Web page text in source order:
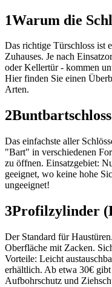
1Warum die
Das richtige Türschloss ist
Zuhauses. Je nach
oder Kellertür - kommen
Hier finden Sie einen
Arten.
2Buntbartschloss
Das einfachste aller
"Bart" in verschiedenen
zu öffnen. Einsatzgebiet:
geeignet, wo keine hohe
ungeeignet!
3Profilzylinder
Der Standard für
Oberfläche mit Zacken.
Vorteile: Leicht
erhältlich. Ab etwa 30€
Aufbohrschutz und